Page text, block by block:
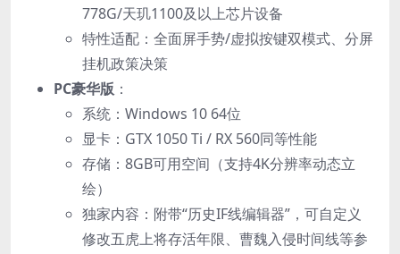
778G/天玑1100及以上芯片设备
特性适配：全面屏手势/虚拟按键双模式、分屏
挂机政策决策
PC豪华版 ：
系统：Windows 10 64位
显卡：GTX 1050 Ti / RX 560同等性能
存储：8GB可用空间（支持4K分辨率动态立
绘）
独家内容：附带“历史IF线编辑器”，可自定义
修改五虎上将存活年限、曹魏入侵时间线等参